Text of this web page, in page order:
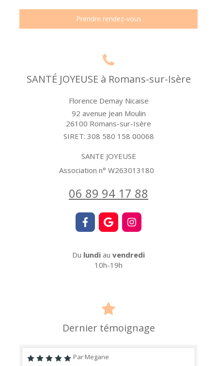
Prendre rendez-vous
SANTÉ JOYEUSE à Romans-sur-Isère
Florence Demay Nicaise
92 avenue Jean Moulin
26100 Romans-sur-Isère
SIRET: 308 580 158 00068
SANTE JOYEUSE
Association n° W263013180
06 89 94 17 88
Du lundi au vendredi
10h-19h
Dernier témoignage
Par Megane